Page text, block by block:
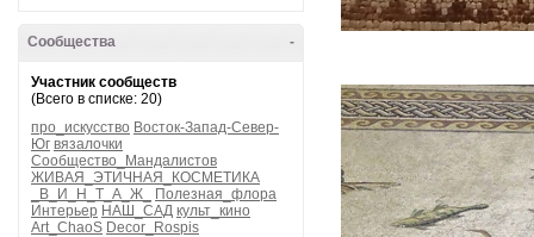
-
Сообщества
Участник сообществ
(Всего в списке: 20)
про_искусство Восток-Запад-Север-
Юг вязалочки
Сообщество_Мандалистов
ЖИВАЯ_ЭТИЧНАЯ_КОСМЕТИКА
_В_И_Н_Т_А_Ж_
Полезная_флора
Интерьер НАШ_САД культ_кино
Art_ChaoS Decor_Rospis